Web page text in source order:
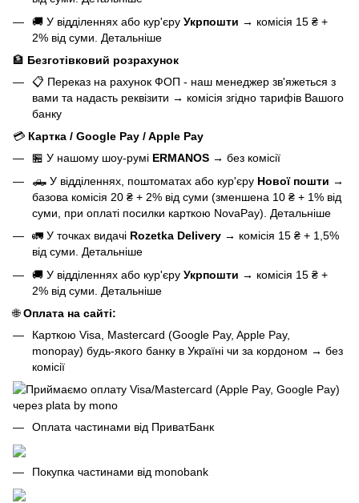
🚚 У відділеннях або кур'єру Укрпошти → комісія 15 ₴ +
2% від суми. Детальніше
🏦 Безготівковий розрахунок
📋 Переказ на рахунок ФОП - наш менеджер зв'яжеться з
вами та надасть реквізити → комісія згідно тарифів Вашого
банку
💳 Картка / Google Pay / Apple Pay
🏪 У нашому шоу-румі ERMANOS → без комісії
🛻 У відділеннях, поштоматах або кур'єру Нової пошти →
базова комісія 20 ₴ + 2% від суми (зменшена 10 ₴ + 1% від
суми, при оплаті посилки карткою NovaPay). Детальніше
🚛 У точках видачі Rozetka Delivery → комісія 15 ₴ + 1,5%
від суми. Детальніше
🚚 У відділеннях або кур'єру Укрпошти → комісія 15 ₴ +
2% від суми. Детальніше
🌐Оплата на сайті:
Карткою Visa, Mastercard (Google Pay, Apple Pay,
monopay) будь-якого банку в Україні чи за кордоном → без
комісії
Оплата частинами від ПриватБанк
Покупка частинами від monobank